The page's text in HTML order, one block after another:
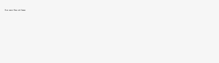
Новости в Южной Осетии